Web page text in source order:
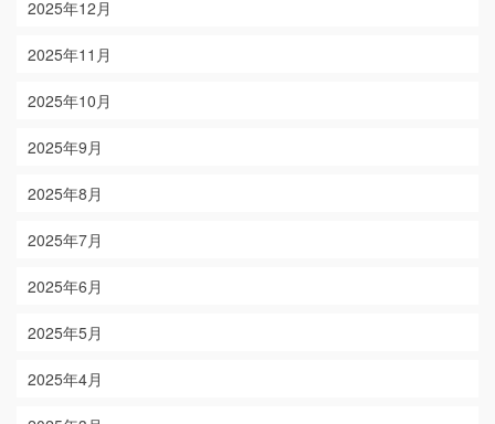
2025年12月
2025年11月
2025年10月
2025年9月
2025年8月
2025年7月
2025年6月
2025年5月
2025年4月